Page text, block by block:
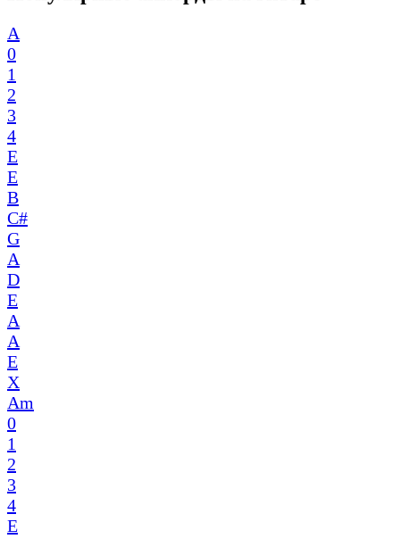
A
0
1
2
3
4
E
E
B
C#
G
A
D
E
A
A
E
X
Am
0
1
2
3
4
E